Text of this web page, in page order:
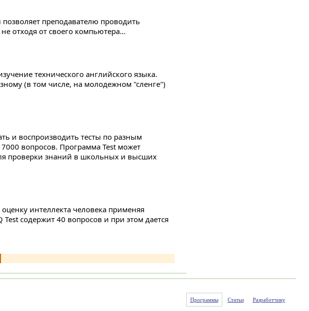
преподавателю проводить
отходя от своего компьютера...
технического английского языка.
(в том числе, на молодежном "сленге")
и воспроизводить тесты по разным
вопросов. Программа Test может
проверки знаний в школьных и высших
интеллекта человека применяя
содержит 40 вопросов и при этом дается
Программы Статьи Разработчику